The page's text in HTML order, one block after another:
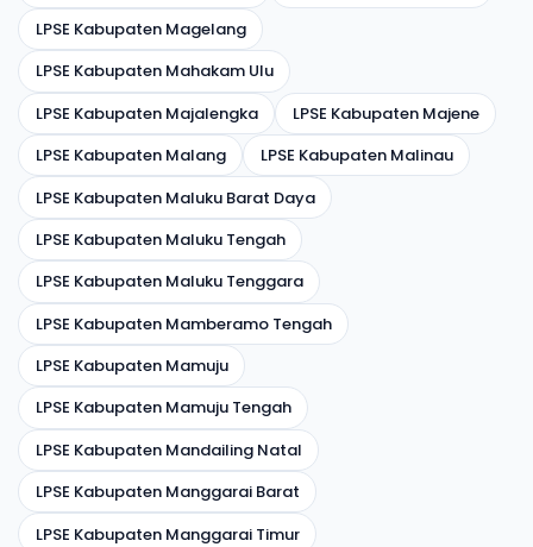
LPSE Kabupaten Magelang
LPSE Kabupaten Mahakam Ulu
LPSE Kabupaten Majalengka
LPSE Kabupaten Majene
LPSE Kabupaten Malang
LPSE Kabupaten Malinau
LPSE Kabupaten Maluku Barat Daya
LPSE Kabupaten Maluku Tengah
LPSE Kabupaten Maluku Tenggara
LPSE Kabupaten Mamberamo Tengah
LPSE Kabupaten Mamuju
LPSE Kabupaten Mamuju Tengah
LPSE Kabupaten Mandailing Natal
LPSE Kabupaten Manggarai Barat
LPSE Kabupaten Manggarai Timur